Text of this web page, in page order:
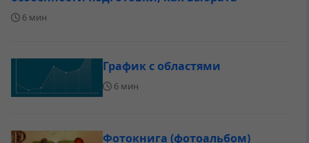
6 мин
График с областями
6 мин
Фотокнига (фотоальбом)